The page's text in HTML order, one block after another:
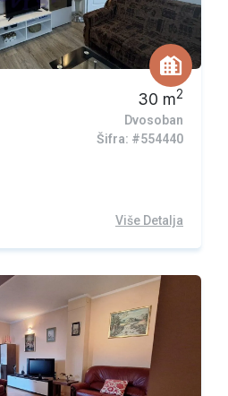
30 m2
Dvosoban
Šifra: #554440
Više Detalja